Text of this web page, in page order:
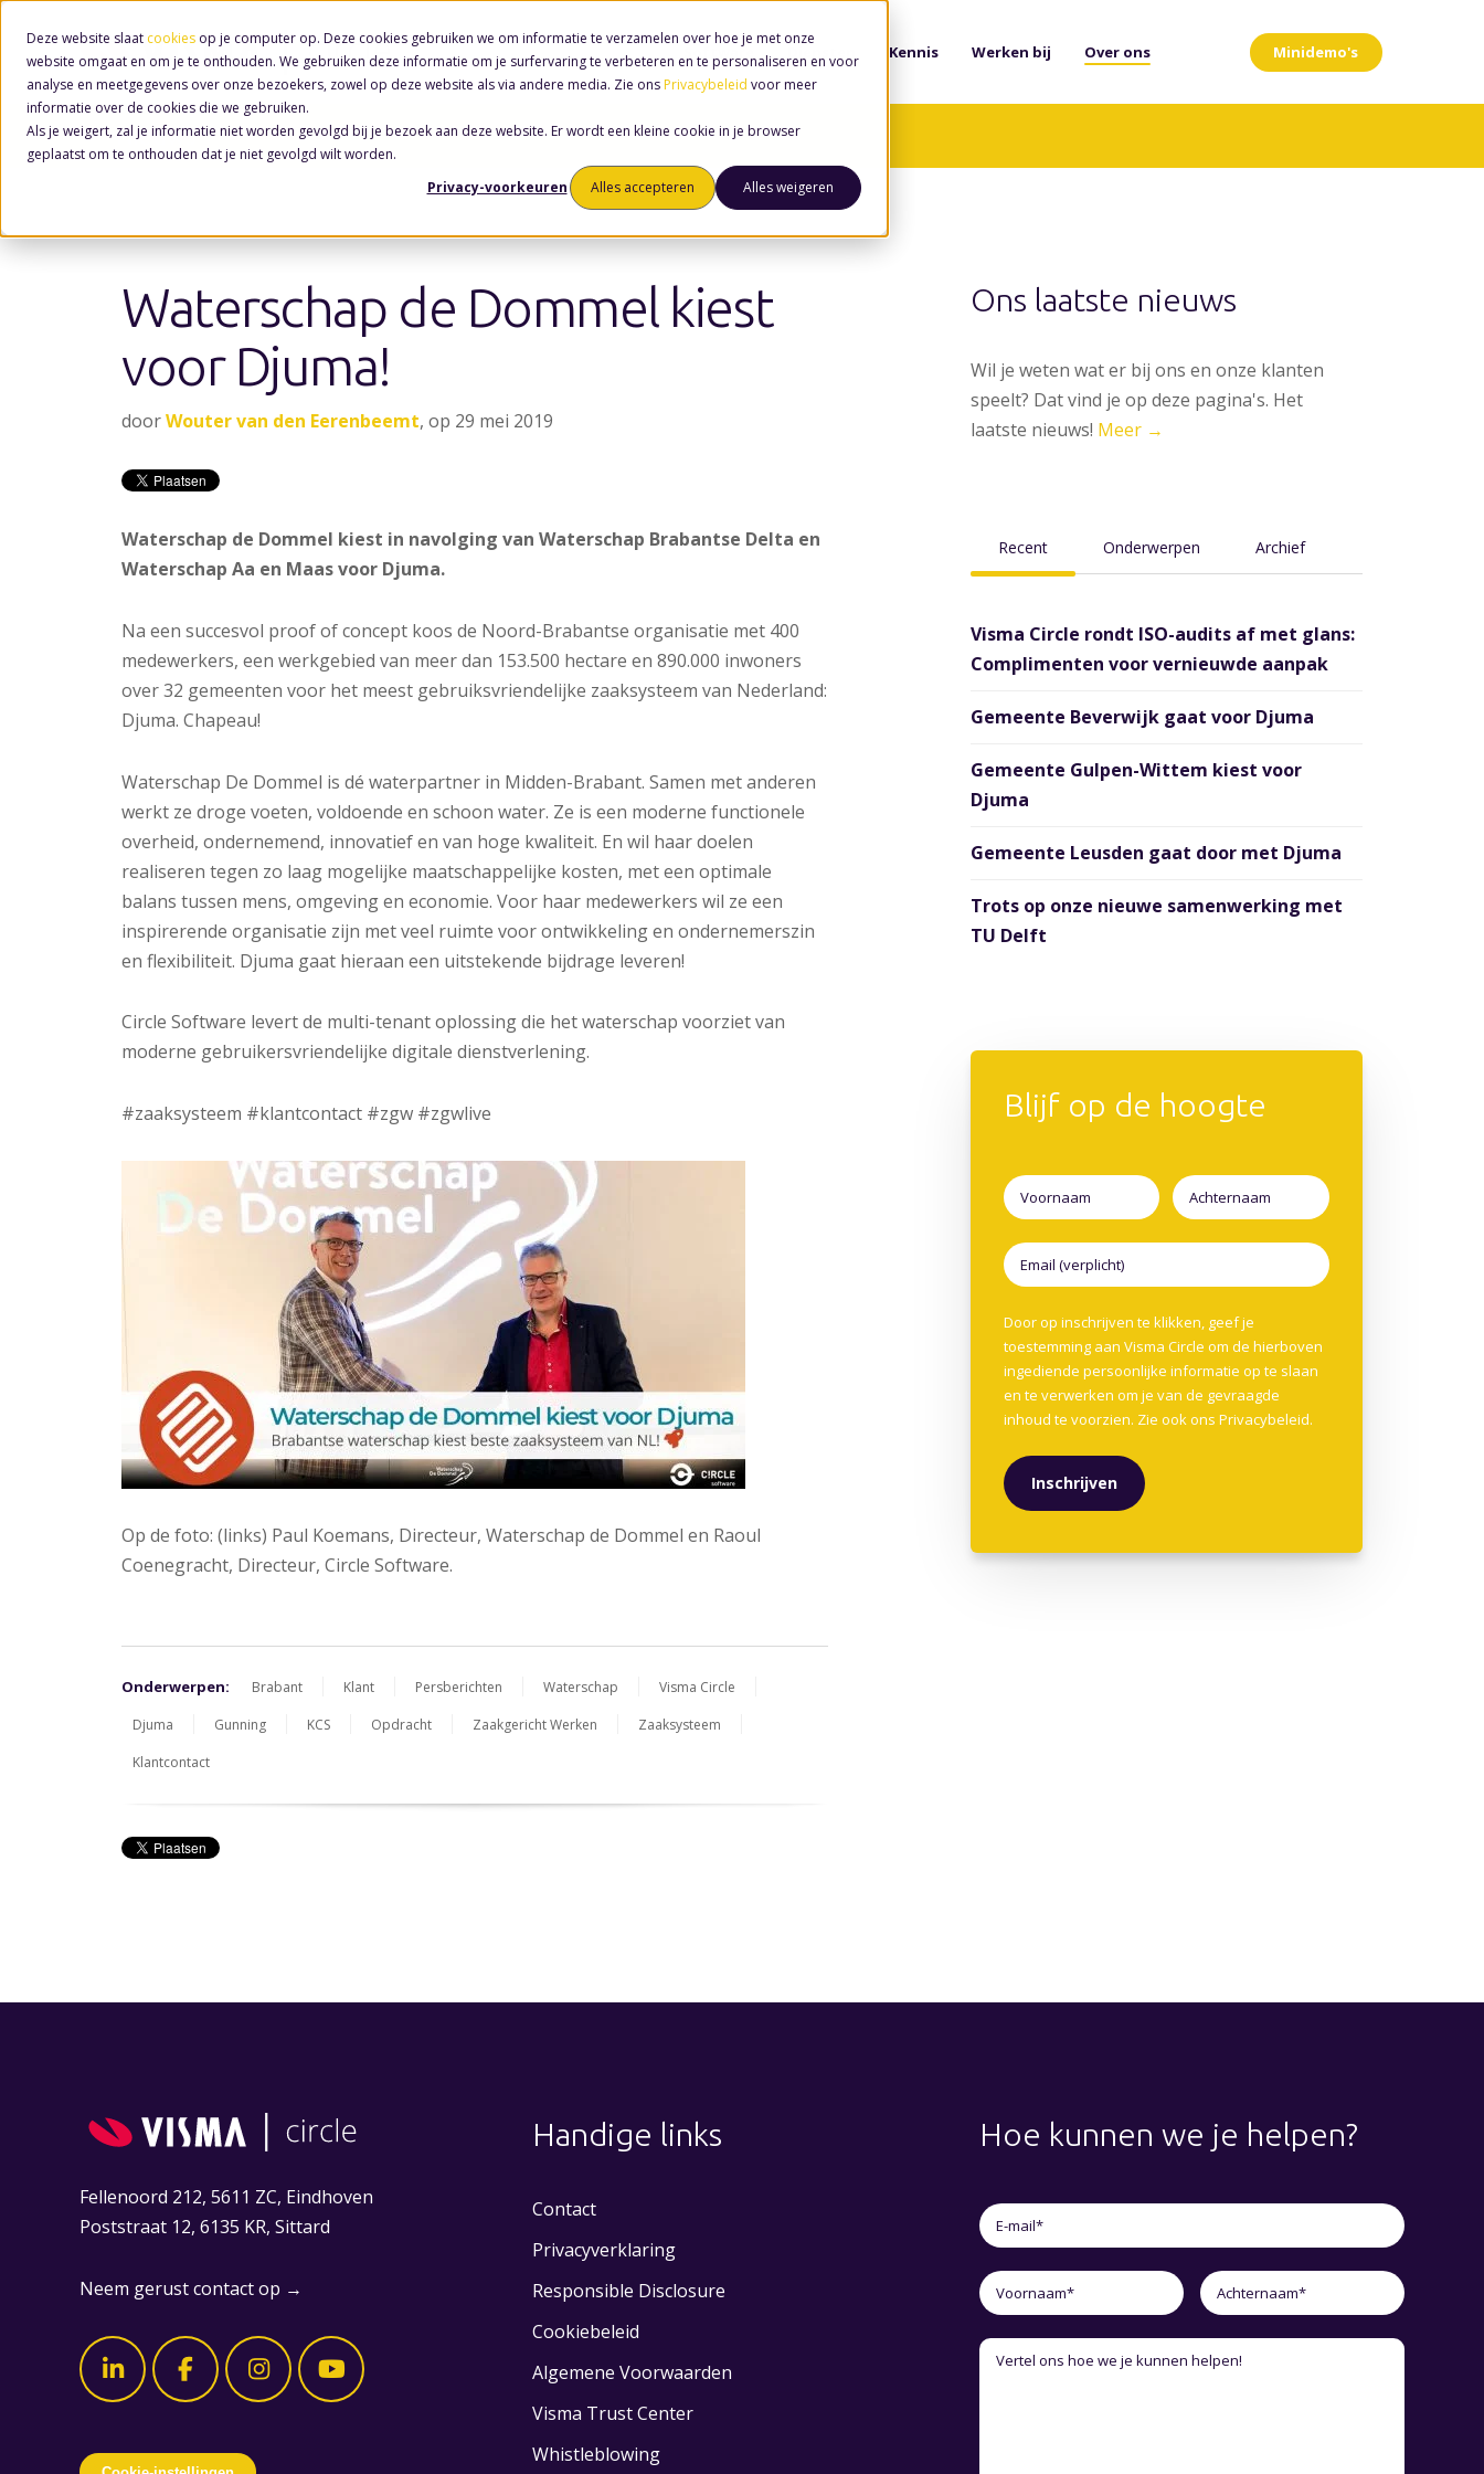
Deze website slaat cookies op je computer op. Deze cookies gebruiken we om informatie te verzamelen over hoe je met onze
website omgaat en om je te onthouden. We gebruiken deze informatie om je surfervaring te verbeteren en te personaliseren en voor
analyse en meetgegevens over onze bezoekers, zowel op deze website als via andere media. Zie ons Privacybeleid voor meer
informatie over de cookies die we gebruiken.
Als je weigert, zal je informatie niet worden gevolgd bij je bezoek aan deze website. Er wordt een kleine cookie in je browser
geplaatst om te onthouden dat je niet gevolgd wilt worden.
Privacy-voorkeuren
Alles accepteren Alles weigeren
Software Kennis Werken bij Over ons Minidemo's
Nieuws
Waterschap de Dommel kiest
voor Djuma!
doorWouter van den Eerenbeemt, op 29 mei 2019
Waterschap de Dommel kiest in navolging van Waterschap Brabantse Delta en
Waterschap Aa en Maas voor Djuma.
Na een succesvol proof of concept koos de Noord-Brabantse organisatie met 400
medewerkers, een werkgebied van meer dan 153.500 hectare en 890.000 inwoners
over 32 gemeenten voor het meest gebruiksvriendelijke zaaksysteem van Nederland:
Djuma. Chapeau!
Waterschap De Dommel is dé waterpartner in Midden-Brabant. Samen met anderen
werkt ze droge voeten, voldoende en schoon water. Ze is een moderne functionele
overheid, ondernemend, innovatief en van hoge kwaliteit. En wil haar doelen
realiseren tegen zo laag mogelijke maatschappelijke kosten, met een optimale
balans tussen mens, omgeving en economie. Voor haar medewerkers wil ze een
inspirerende organisatie zijn met veel ruimte voor ontwikkeling en ondernemerszin
en flexibiliteit. Djuma gaat hieraan een uitstekende bijdrage leveren!
Circle Software levert de multi-tenant oplossing die het waterschap voorziet van
moderne gebruikersvriendelijke digitale dienstverlening.
#zaaksysteem #klantcontact #zgw #zgwlive
Op de foto: (links) Paul Koemans, Directeur, Waterschap de Dommel en Raoul
Coenegracht, Directeur, Circle Software.
Onderwerpen: Brabant Klant Persberichten Waterschap
Visma Circle
Djuma
Gunning KCS Opdracht Zaakgericht Werken
Zaaksysteem
Klantcontact
Ons laatste nieuws
Wil je weten wat er bij ons en onze klanten
speelt? Dat vind je op deze pagina's. Het
laatste nieuws! Meer →
Recent Onderwerpen Archief
Visma Circle rondt ISO-audits af met glans:
Complimenten voor vernieuwde aanpak
Gemeente Beverwijk gaat voor Djuma
Gemeente Gulpen-Wittem kiest voor
Djuma
Gemeente Leusden gaat door met Djuma
Trots op onze nieuwe samenwerking met
TU Delft
Blijf op de hoogte
Door op inschrijven te klikken, geef je
toestemming aan Visma Circle om de hierboven
ingediende persoonlijke informatie op te slaan
en te verwerken om je van de gevraagde
inhoud te voorzien. Zie ook ons Privacybeleid.
Fellenoord 212, 5611 ZC, Eindhoven
Poststraat 12, 6135 KR, Sittard
Neem gerust contact op →
Handige links
Contact
Privacyverklaring
Responsible Disclosure
Cookiebeleid
Algemene Voorwaarden
Visma Trust Center
Whistleblowing
Hoe kunnen we je helpen?